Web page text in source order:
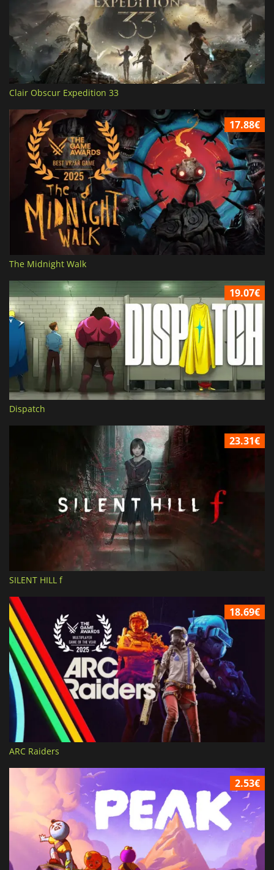
Clair Obscur Expedition 33
17.88€
The Midnight Walk
19.07€
Dispatch
23.31€
SILENT HILL f
18.69€
ARC Raiders
2.53€